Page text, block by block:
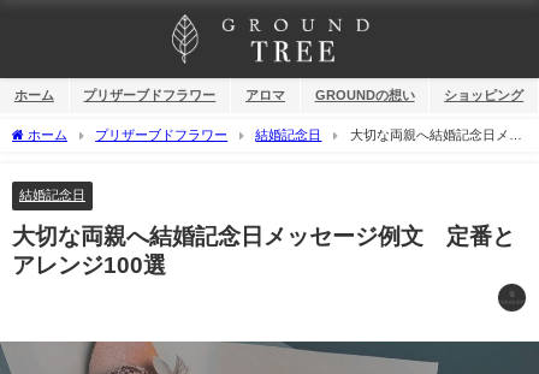
ホーム プリザーブドフラワー アロマ GROUNDの想い ショッピング
ホーム プリザーブドフラワー 結婚記念日
大切な両親へ結婚記念日メッ
結婚記念日
大切な両親へ結婚記念日メッセージ例文 定番と
アレンジ100選